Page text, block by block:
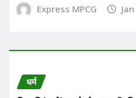
Express MPCG
धर्म